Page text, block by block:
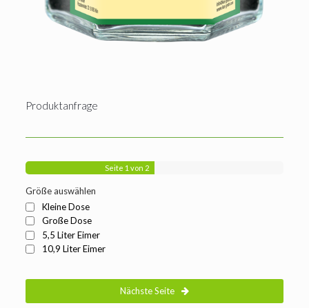
Produktanfrage
Seite 1 von 2
Größe auswählen
Kleine Dose
Große Dose
5,5 Liter Eimer
10,9 Liter Eimer
Nächste Seite